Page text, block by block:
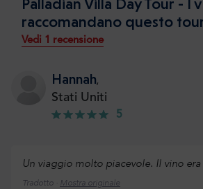
Palladian Villa Day Tour - I
raccomandano questo
Vedi 1 recensione
Hannah,
Stati Uniti
5
Un viaggio molto piacevole. Il vino
Tradotto · Mostra originale